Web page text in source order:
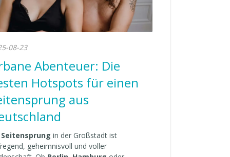
08-23
Abenteuer: Die
Hotspots für einen
aus
Seitensprung in der Großstadt ist
geheimnisvoll und voller